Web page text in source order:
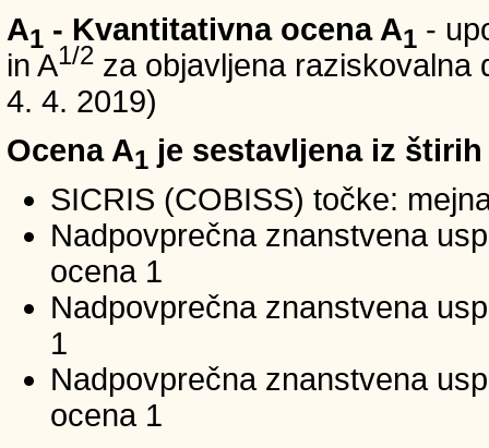
A1 - Kvantitativna ocena A1 -
in A1/2 za objavljena raziskovalna
4. 4. 2019)
Ocena A1 je sestavljena iz
SICRIS (COBISS) točke:
Nadpovprečna znanstvena
ocena 1
Nadpovprečna znanstvena
1
Nadpovprečna znanstvena
ocena 1